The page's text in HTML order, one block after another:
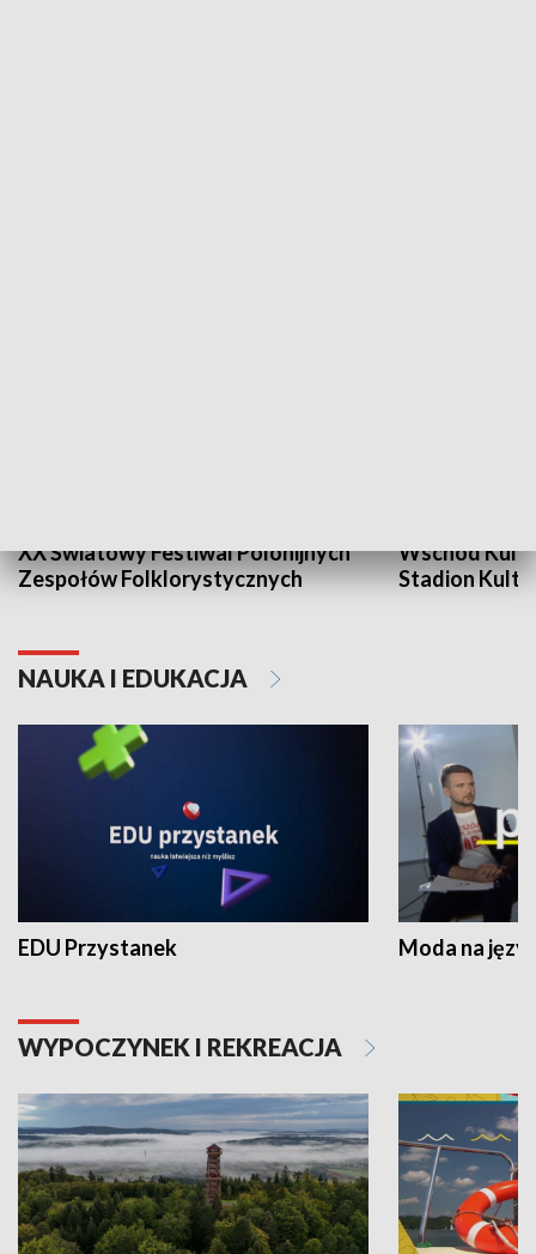
XX Światowy Festiwal Polonijnych
Zespołów Folklorystycznych
Wschód
Stadion
NAUKA I EDUKACJA
EDU Przystanek Moda na
WYPOCZYNEK I REKREACJA